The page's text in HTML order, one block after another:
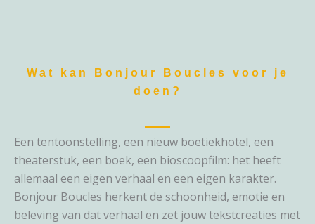
Wat kan Bonjour Boucles voor je
doen?
Een tentoonstelling, een nieuw boetiekhotel, een
theaterstuk, een boek, een bioscoopfilm: het heeft
allemaal een eigen verhaal en een eigen karakter.
Bonjour Boucles herkent de schoonheid, emotie en
beleving van dat verhaal en zet jouw tekstcreaties met